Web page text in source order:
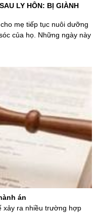
LY HÔN: BỊ GIÀNH
mẹ tiếp tục nuôi dưỡng
của họ. Những ngày này
án
xảy ra nhiều trường hợp